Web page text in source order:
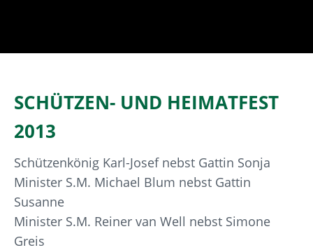
SCHÜTZEN- UND HEIMATFEST
2013
Schützenkönig Karl-Josef nebst Gattin Sonja
Minister S.M. Michael Blum nebst Gattin
Susanne
Minister S.M. Reiner van Well nebst Simone
Greis